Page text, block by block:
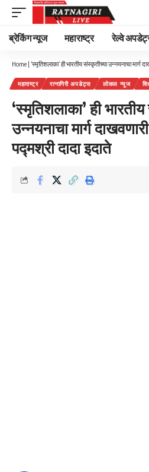
ब्रेकिंग न्यूज महाराष्ट्र रेल्वे
Home | ‘स्मृतिशलाका’ ही भारतीय संस्कृतीच्या उन्नयनाचा मार्ग
महाराष्ट्र रत्नागिरी अपडेट्स लोकल न्यूज
‘स्मृतिशलाका’ ही
उन्नयनाचा मार्ग
पद्मश्री दादा इदाते